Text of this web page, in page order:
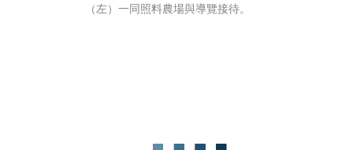
（左）一同照料農場與導覽接待。